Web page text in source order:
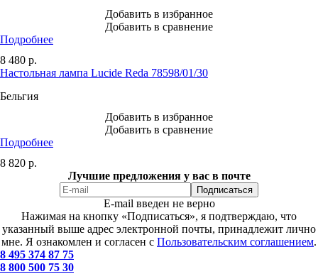
Добавить в избранное
Добавить в сравнение
Подробнее
8 480 р.
Настольная лампа Lucide Reda 78598/01/30
Бельгия
Добавить в избранное
Добавить в сравнение
Подробнее
8 820 р.
Лучшие предложения у вас в почте
E-mail введен не верно
Нажимая на кнопку «Подписаться», я подтверждаю, что
указанный выше адрес электронной почты, принадлежит лично
мне. Я ознакомлен и согласен с Пользовательским соглашением.
8 495 374 87 75
8 800 500 75 30